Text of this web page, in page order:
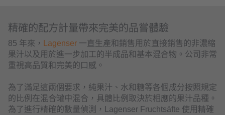
精確的配方計量帶來完美的品嘗體驗
85 年來， Lagenser 一直生產和銷售用於直接銷售的非濃縮
果汁以及用於進一步加工的半成品和基本混合物。公司非常
重視高品質和完美的口感。
為了滿足這兩個要求，純果汁、水和糖等各個成分按照規定
的比例在混合罐中混合，具體比例取決於相應的果汁品種。
為了進行精確的數量偵測，Lagenser Fruchtsäfte 使用精確